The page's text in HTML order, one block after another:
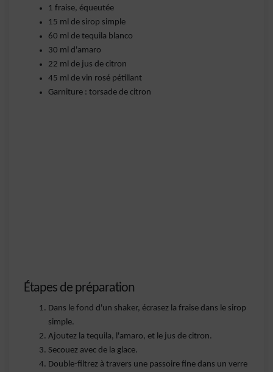
1 fraise, équeutée
15 ml de sirop simple
60 ml de tequila blanco
30 ml d'amaro
22 ml de jus de citron
45 ml de vin rosé pétillant
Garniture : torsade de citron
Étapes de préparation
Dans le fond d'un shaker, écrasez la fraise dans le sirop
simple.
Ajoutez la tequila, l'amaro, et le jus de citron.
Secouez avec de la glace.
Double-filtrez à travers une passoire fine dans un verre